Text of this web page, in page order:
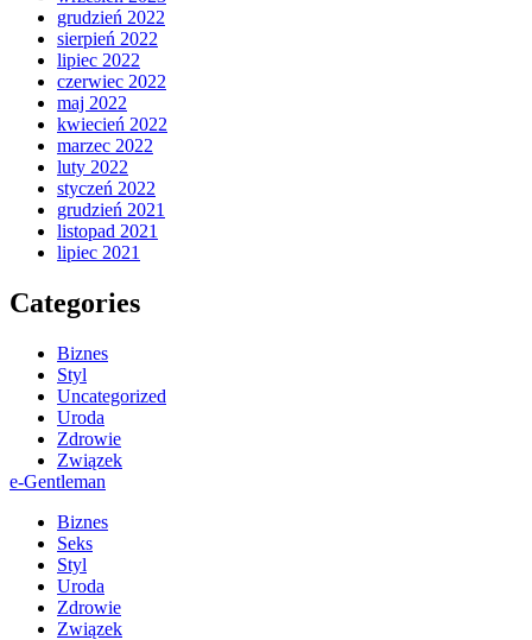
grudzień 2022
sierpień 2022
lipiec 2022
czerwiec 2022
maj 2022
kwiecień 2022
marzec 2022
luty 2022
styczeń 2022
grudzień 2021
listopad 2021
lipiec 2021
Categories
Biznes
Styl
Uncategorized
Uroda
Zdrowie
Związek
e-Gentleman
Biznes
Seks
Styl
Uroda
Zdrowie
Związek